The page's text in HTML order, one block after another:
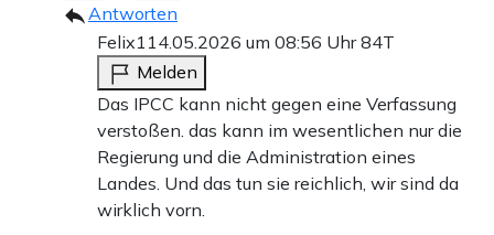
Antworten
Felix1 14.05.2026 um 08:56 Uhr84T
Melden
Das IPCC kann nicht gegen eine Verfassung
verstoßen. das kann im wesentlichen nur die
Regierung und die Administration eines
Landes. Und das tun sie reichlich, wir sind da
wirklich vorn.